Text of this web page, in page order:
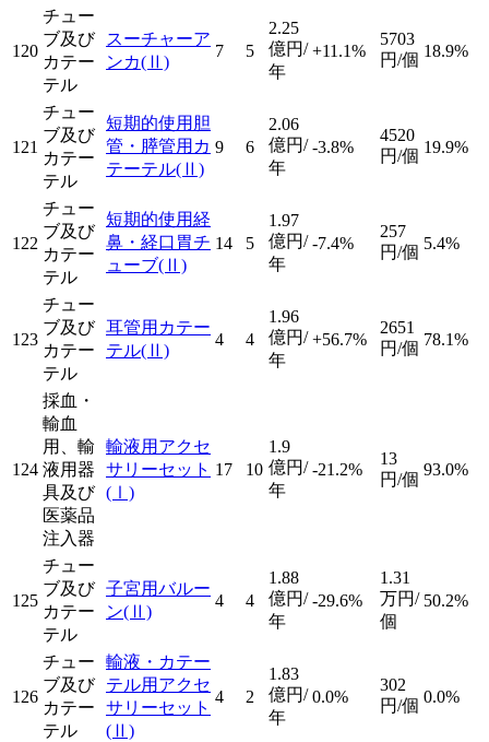
120
チュー
ブ及び
カテー
テル
スーチャーア
ンカ(Ⅱ)
7 5
2.25
億円/
年
+11.1%
5703
円/個 18.9%
121
チュー
ブ及び
カテー
テル
短期的使用胆
管・膵管用カ
テーテル(Ⅱ)
9 6
2.06
億円/
年
-3.8%
4520
円/個 19.9%
122
チュー
ブ及び
カテー
テル
短期的使用経
鼻・経口胃チ
ューブ(Ⅱ)
14 5
1.97
億円/
年
-7.4%
257
円/個 5.4%
123
チュー
ブ及び
カテー
テル
耳管用カテー
テル(Ⅱ)
4 4
1.96
億円/
年
+56.7%
2651
円/個 78.1%
124
採血・
輸血
用、輸
液用器
具及び
医薬品
注入器
輸液用アクセ
サリーセット
(Ⅰ)
17 10
1.9
億円/
年
-21.2%
13
円/個
93.0%
125
チュー
ブ及び
カテー
テル
子宮用バルー
ン(Ⅱ)
4 4
1.88
億円/
年
-29.6%
1.31
万円/
個
50.2%
126
チュー
ブ及び
カテー
テル
輸液・カテー
テル用アクセ
サリーセット
(Ⅱ)
4 2
1.83
億円/
年
0.0%
302
円/個 0.0%